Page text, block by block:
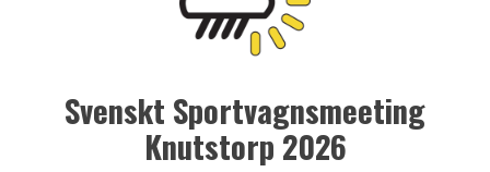
Svenskt Sportvagnsmeeting
Knutstorp 2026